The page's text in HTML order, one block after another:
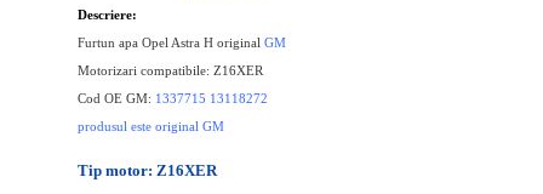
Descriere:
Furtun apa Opel Astra H original GM
Motorizari compatibile: Z16XER
Cod OE GM: 1337715 13118272
produsul este original GM
Tip motor: Z16XER